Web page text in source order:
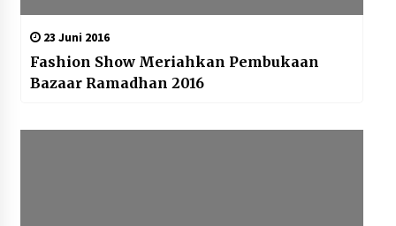
23 Juni 2016
Fashion Show Meriahkan Pembukaan
Bazaar Ramadhan 2016